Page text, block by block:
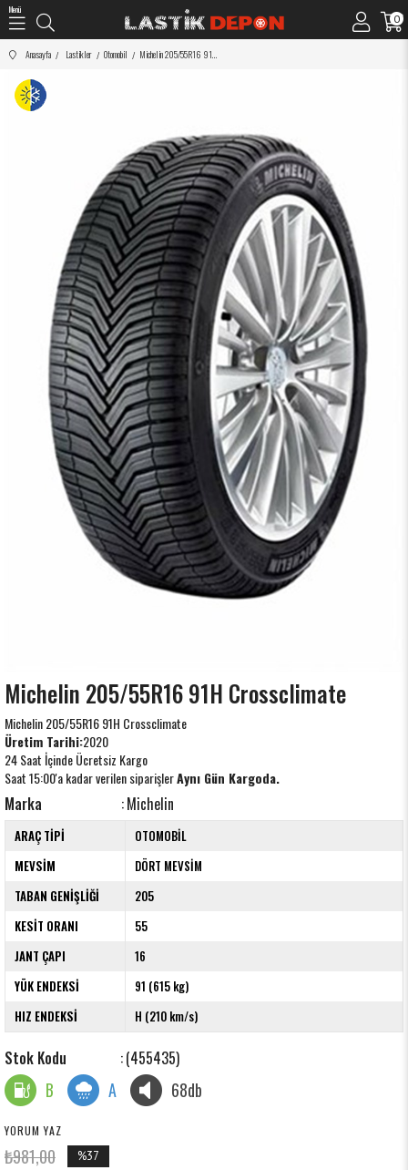
0
Menü
Anasayfa Lastikler Otomobil Michelin 205/55R16 91H Crossclimate
Michelin 205/55R16 91H Crossclimate
Michelin 205/55R16 91H Crossclimate
Üretim Tarihi:2020
24 Saat İçinde Ücretsiz Kargo
Saat 15:00'a kadar verilen siparişlerAynı Gün Kargoda.
Marka :Michelin
ARAÇ TİPİ
OTOMOBİL
MEVSİM
DÖRT MEVSİM
TABAN GENİŞLİĞİ
205
KESİT ORANI
55
JANT ÇAPI
16
YÜK ENDEKSİ
91 (615 kg)
HIZ ENDEKSİ
H (210 km/s)
(455435)
B A 68db
YORUM YAZ
₺981,00 %37